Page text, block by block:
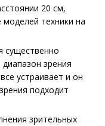
20 см,
моделей техники на
существенно
зрения
устраивает и он
подходит
зрительных